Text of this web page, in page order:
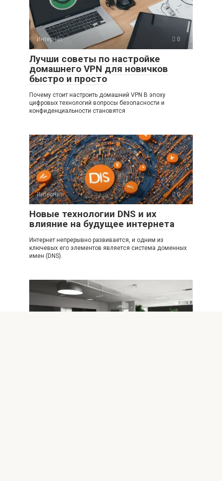
Интернет 0
Лучши советы по настройке
домашнего VPN для новичков
быстро и просто
Почему стоит настроить домашний VPN В эпоху
цифровых технологий вопросы безопасности и
конфиденциальности становятся
Интернет 0
Новые технологии DNS и их
влияние на будущее интернета
Интернет непрерывно развивается, и одним из
ключевых его элементов является система доменных
имен (DNS).